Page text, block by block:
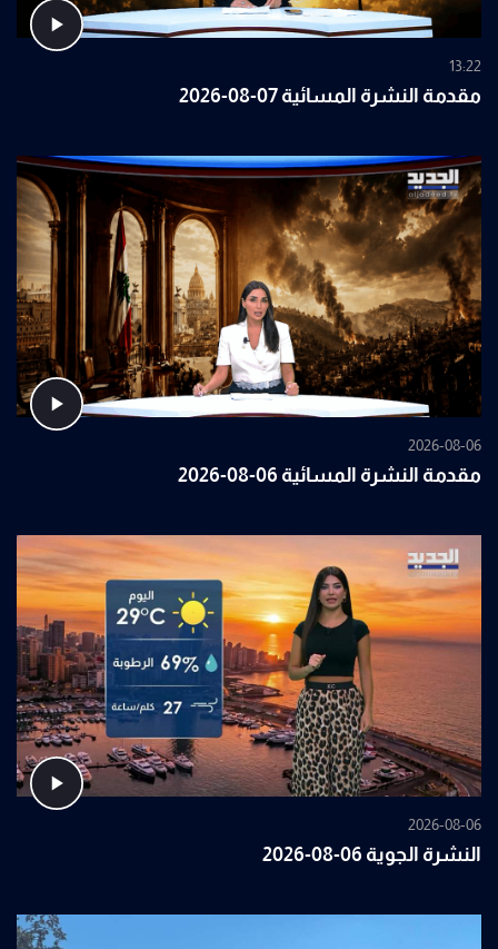
13:22
مقدمة النشرة المسائية 07-08-2026
2026-08-06
مقدمة النشرة المسائية 06-08-2026
2026-08-06
النشرة الجوية 06-08-2026